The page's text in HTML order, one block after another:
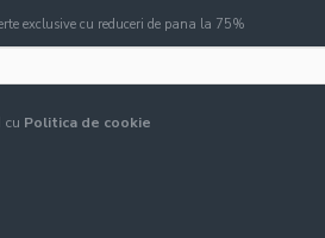
exclusive cu reduceri de pana la 75%
cu Politica de cookie